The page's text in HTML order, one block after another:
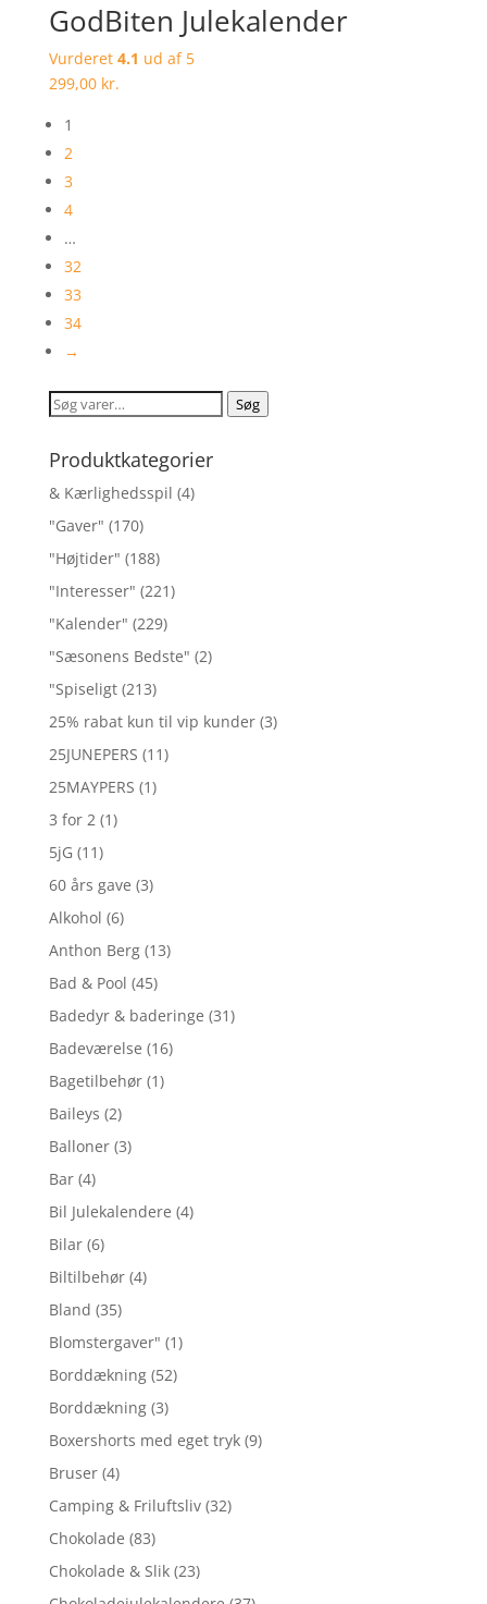
GodBiten Julekalender
Vurderet 4.1 ud af 5
299,00 kr.
1
2
3
4
…
32
33
34
→
Søg
Søg
Produktkategorier
& Kærlighedsspil (4)
"Gaver" (170)
"Højtider" (188)
"Interesser" (221)
"Kalender" (229)
"Sæsonens Bedste" (2)
"Spiseligt (213)
25% rabat kun til vip kunder (3)
25JUNEPERS (11)
25MAYPERS (1)
3 for 2 (1)
5jG (11)
60 års gave (3)
Alkohol (6)
Anthon Berg (13)
Bad & Pool (45)
Badedyr & baderinge (31)
Badeværelse (16)
Bagetilbehør (1)
Baileys (2)
Balloner (3)
Bar (4)
Bil Julekalendere (4)
Bilar (6)
Biltilbehør (4)
Bland (35)
Blomstergaver" (1)
Borddækning (52)
Borddækning (3)
Boxershorts med eget tryk (9)
Bruser (4)
Camping & Friluftsliv (32)
Chokolade (83)
Chokolade & Slik (23)